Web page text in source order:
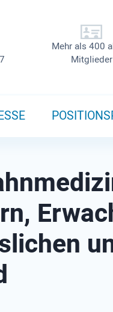
Mehr als 400
Mitglieder